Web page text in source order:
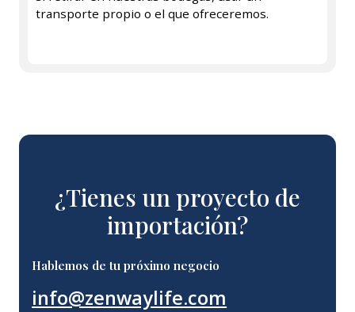
transporte propio o el que ofreceremos.
¿Tienes un proyecto de
importación?
Hablemos de tu próximo negocio
info@zenwaylife.com